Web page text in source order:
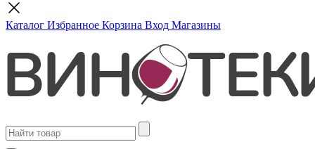
Каталог Избранное Корзина Вход Магазины